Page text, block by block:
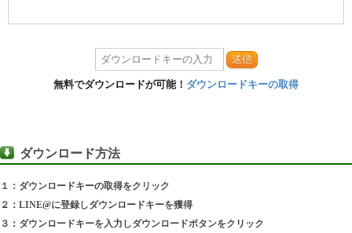
送信
無料でダウンロードが可能！ ダウンロードキーの取得
ダウンロード方法
１：ダウンロードキーの取得をクリック
２：LINE@に登録しダウンロードキーを獲得
３：ダウンロードキーを入力しダウンロードボタンをクリック